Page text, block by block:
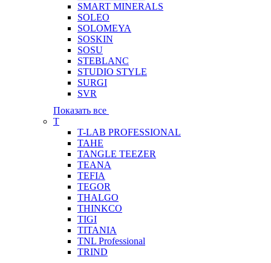
SMART MINERALS
SOLEO
SOLOMEYA
SOSKIN
SOSU
STEBLANC
STUDIO STYLE
SURGI
SVR
Показать все
T
T-LAB PROFESSIONAL
TAHE
TANGLE TEEZER
TEANA
TEFIA
TEGOR
THALGO
THINKCO
TIGI
TITANIA
TNL Professional
TRIND